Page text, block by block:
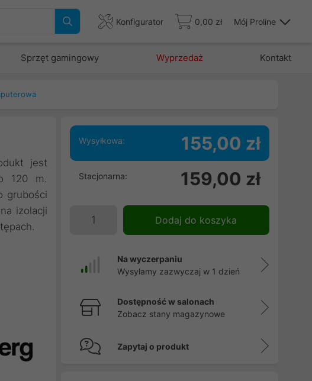
Konfigurator 0,00 zł Mój Proline
Sprzęt gamingowy Wyprzedaż Kontakt
jest
120 m.
grubości
izolacji
Wysyłkowa: 155,00 zł
Stacjonarna: 159,00 zł
Dodaj do koszyka
Na wyczerpaniu
Wysyłamy zazwyczaj w 1 dzień
Dostępność w salonach
Zobacz stany magazynowe
Zapytaj o produkt